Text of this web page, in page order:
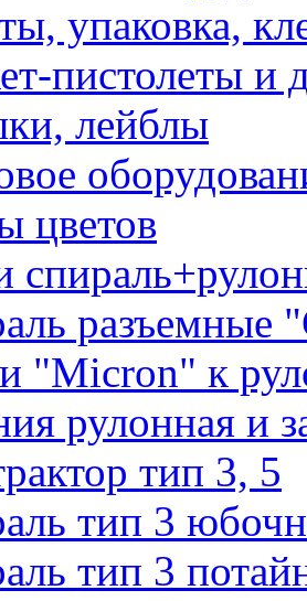
упаковка,
пистолеты и
лейблы
цветов
разъемные
"Micron" к
рулонная и
тип 3, 5
тип 3
тип 3